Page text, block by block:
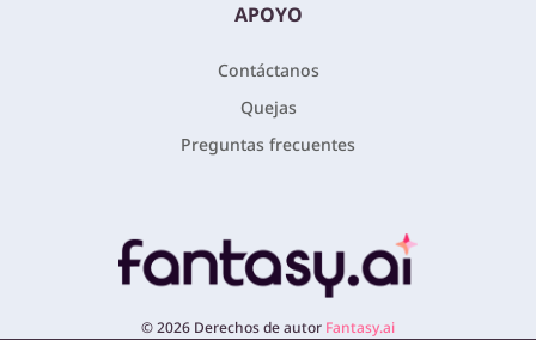
APOYO
Contáctanos
Quejas
Preguntas frecuentes
©2026Derechos de autor Fantasy.ai